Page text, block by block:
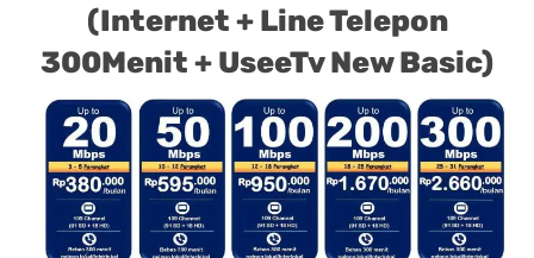
(Internet + Line Telepon
300Menit + UseeTv New Basic)